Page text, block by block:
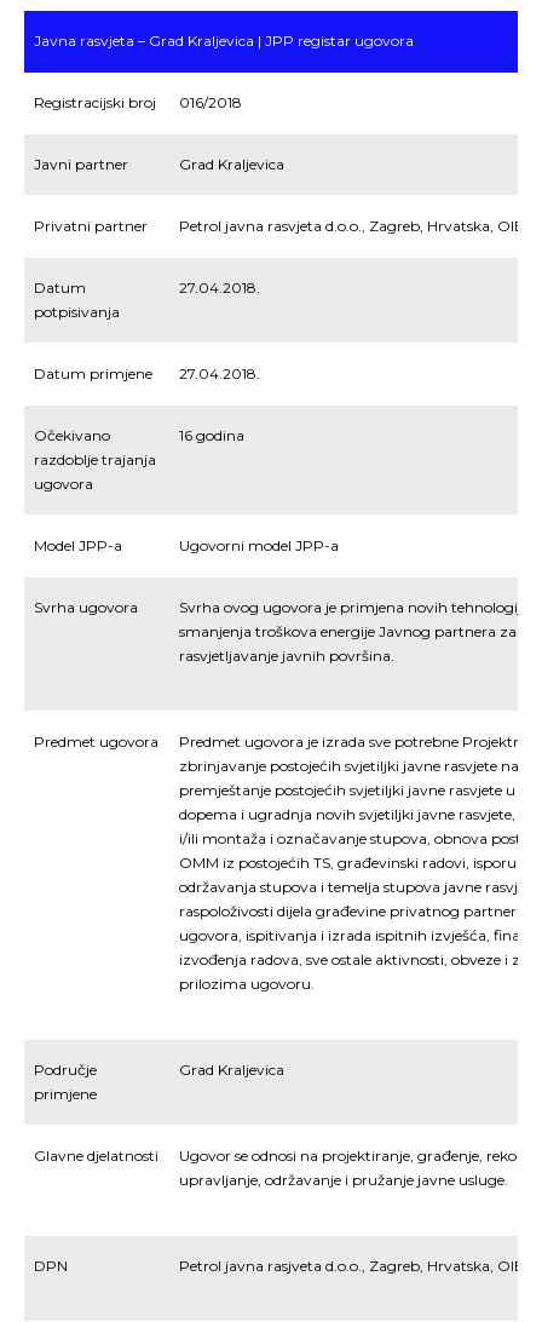
Javna rasvjeta – Grad Kraljevica | JPP registar ugovora
Registracijski broj 016/2018
Javni partner Grad Kraljevica
Privatni partner Petrol javna rasvjeta d.o.o., Zagreb, Hrvatska,
Datum
potpisivanja
27.04.2018.
Datum primjene 27.04.2018.
Očekivano
razdoblje trajanja
ugovora
16 godina
Model JPP-a Ugovorni model JPP-a
Svrha ugovora
Svrha ovog ugovora je primjena novih tehnologija
smanjenja troškova energije Javnog partnera za
rasvjetljavanje javnih površina.
Predmet ugovora
Predmet ugovora je izrada sve potrebne Projektne
zbrinjavanje postojećih svjetiljki javne rasvjete na
premještanje postojećih svjetiljki javne rasvjete u
dopema i ugradnja novih svjetiljki javne rasvjete,
i/ili montaža i označavanje stupova, obnova
OMM iz postojećih TS, građevinski radovi,
održavanja stupova i temelja stupova javne
raspoloživosti dijela građevine privatnog partnera
ugovora, ispitivanja i izrada ispitnih izvješća,
izvođenja radova, sve ostale aktivnosti, obveze i
prilozima ugovoru.
Područje
primjene
Grad Kraljevica
Glavne djelatnosti
Ugovor se odnosi na projektiranje, građenje,
upravljanje, održavanje i pružanje javne usluge.
DPN Petrol javna rasjveta d.o.o., Zagreb, Hrvatska,